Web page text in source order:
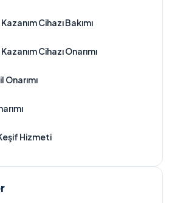
Cihazı Bakımı
Cihazı Onarımı
Hizmeti